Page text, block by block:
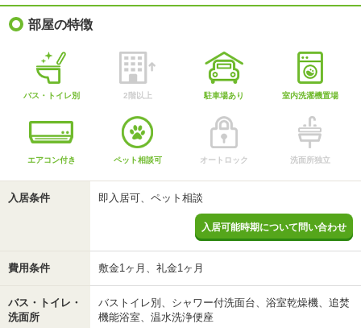
部屋の特徴
バス・トイレ別 2階以上 駐車場あり 室内洗濯機置場
エアコン付き ペット相談可 オートロック 洗面所独立
入居条件 即入居可、ペット相談
入居可能時期について問い合わせ
費用条件 敷金1ヶ月、礼金1ヶ月
バス・トイレ・
洗面所
バストイレ別、シャワー付洗面台、浴室乾燥機、追焚
機能浴室、温水洗浄便座